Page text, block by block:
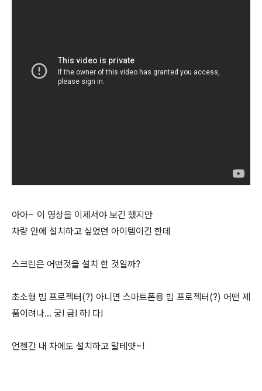
아아~ 이 영상을 이제서야 보긴 했지만
차량 안에 설치하고 싶었던 아이템이긴 한데
스크린은 어떤것을 설치 한 것일까?
초소형 빔 프로젝터(?) 아니면 스마트폰용 빔 프로젝터(?) 어떤 제
품이려나... 궁! 금! 하! 다!
언젠간 내 차에도 설치하고 말테얏~!